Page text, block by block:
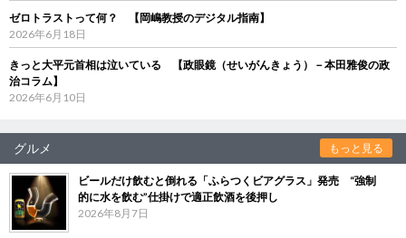
ゼロトラストって何？ 【岡嶋教授のデジタル指南】
2026年6月18日
きっと大平元首相は泣いている 【政眼鏡（せいがんきょう）－本田雅俊の政
治コラム】
2026年6月10日
グルメ もっと見る
ビールだけ飲むと倒れる「ふらつくビアグラス」発売 “強制
的に水を飲む”仕掛けで適正飲酒を後押し
2026年8月7日